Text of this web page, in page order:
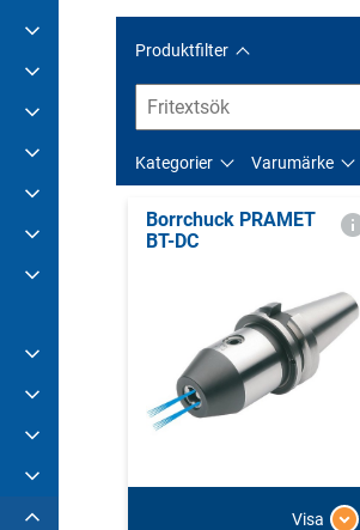
Produktfilter
Kategorier Varumärke
Borrchuck PRAMET
BT-DC
Visa